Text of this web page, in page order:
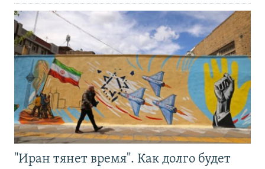
"Иран тянет время". Как долго будет